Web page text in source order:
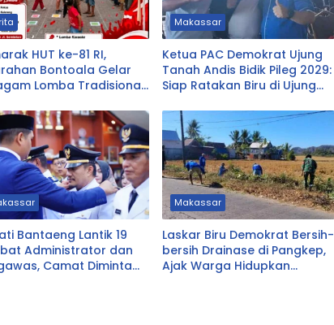
HUT ke-81 RI,
Bontoala Gelar
Lomba Tradisional
Makassar
Ketua PAC Demokrat Ujung
Tanah Andis Bidik Pileg 2029:
Siap Ratakan Biru di Ujung
Bantaeng Lantik 19
Administrator dan
Camat Diminta
Makassar
Laskar Biru Demokrat Bersih-
bersih Drainase di Pangkep,
Ajak Warga Hidupkan